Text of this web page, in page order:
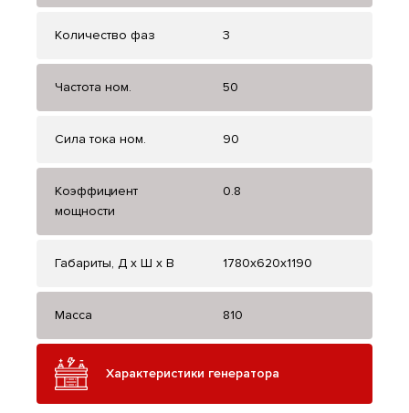
Количество фаз 3
Частота ном. 50
Сила тока ном. 90
Коэффициент
мощности
0.8
Габариты, Д x Ш x В 1780х620х1190
Масса 810
Характеристики генератора